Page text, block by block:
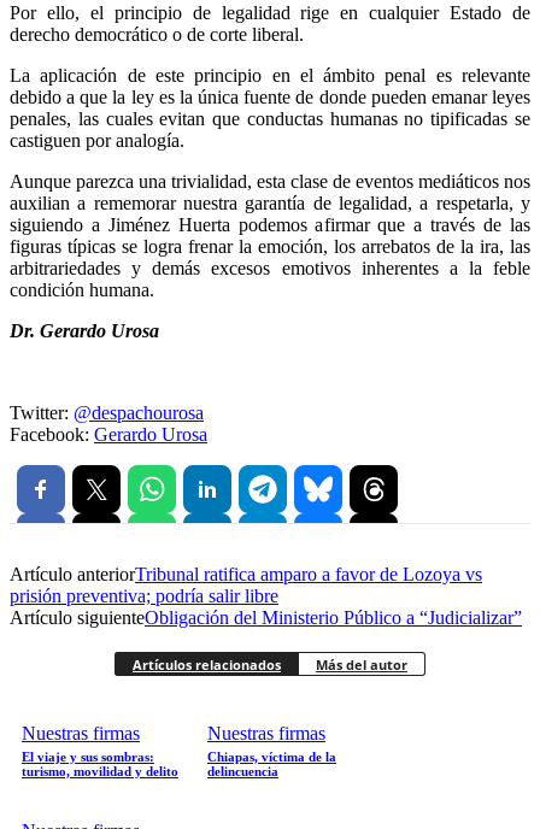
Por ello, el principio de legalidad rige en cualquier Estado de
derecho democrático o de corte liberal.
La aplicación de este principio en el ámbito penal es relevante
debido a que la ley es la única fuente de donde pueden emanar leyes
penales, las cuales evitan que conductas humanas no tipificadas se
castiguen por analogía.
Aunque parezca una trivialidad, esta clase de eventos mediáticos nos
auxilian a rememorar nuestra garantía de legalidad, a respetarla, y
siguiendo a Jiménez Huerta podemos afirmar que a través de las
figuras típicas se logra frenar la emoción, los arrebatos de la ira, las
arbitrariedades y demás excesos emotivos inherentes a la feble
condición humana.
Dr. Gerardo Urosa
Twitter: @despachourosa
Facebook: Gerardo Urosa
Artículo anteriorTribunal ratifica amparo a favor de Lozoya vs
prisión preventiva; podría salir libre
Artículo siguienteObligación del Ministerio Público a “Judicializar”
Artículos relacionados Más del autor
Nuestras firmas
El viaje y sus sombras:
turismo, movilidad y delito
Nuestras firmas
Chiapas, víctima de la
delincuencia